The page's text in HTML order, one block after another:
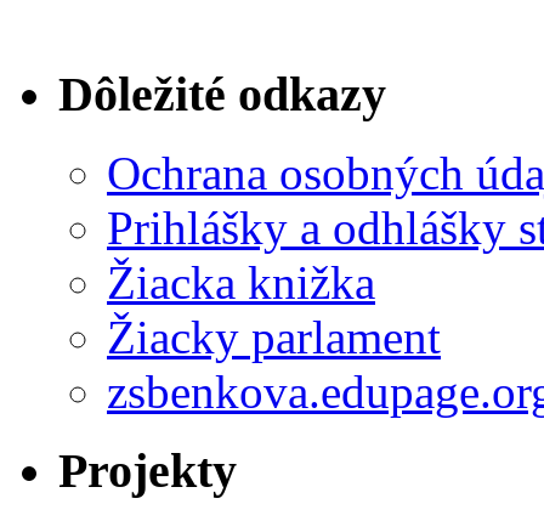
Dôležité odkazy
Ochrana osobných
Prihlášky a odhlášky
Žiacka knižka
Žiacky parlament
Projekty